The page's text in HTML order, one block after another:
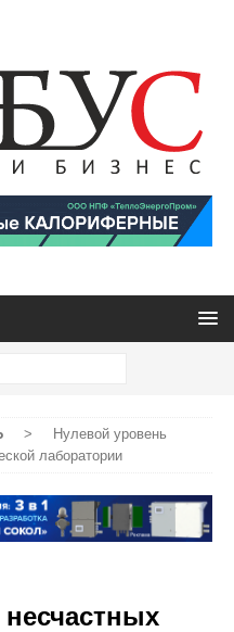
>
Нулевой уровень
лаборатории